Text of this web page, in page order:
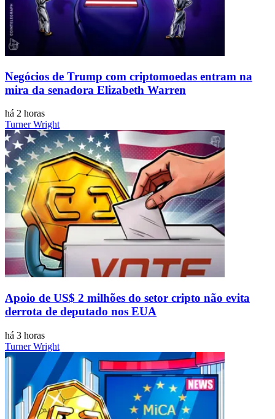
Negócios de Trump com criptomoedas entram na
mira da senadora Elizabeth Warren
há 2 horas
Turner Wright
Apoio de US$ 2 milhões do setor cripto não evita
derrota de deputado nos EUA
há 3 horas
Turner Wright